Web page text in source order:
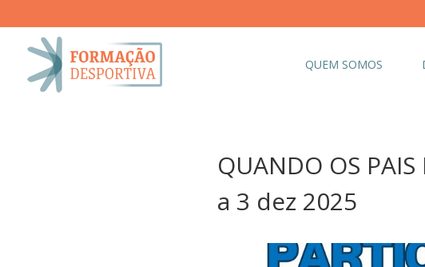
QUEM SOMOS
QUANDO OS
a 3 dez 2025